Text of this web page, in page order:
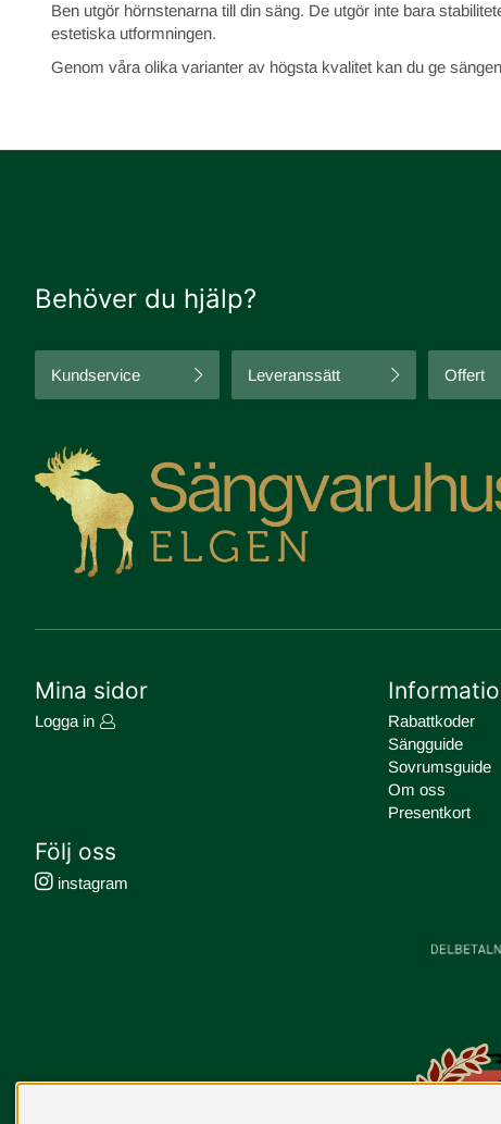
Ben utgör hörnstenarna till din säng. De utgör inte bara
estetiska utformningen.
Genom våra olika varianter av högsta kvalitet kan du ge
Behöver du hjälp?
Kundservice Leveranssätt Offert
Mina sidor
Logga in
Rabattkoder
Sängguide
Sovrumsguide
Om oss
Presentkort
Följ oss
instagram